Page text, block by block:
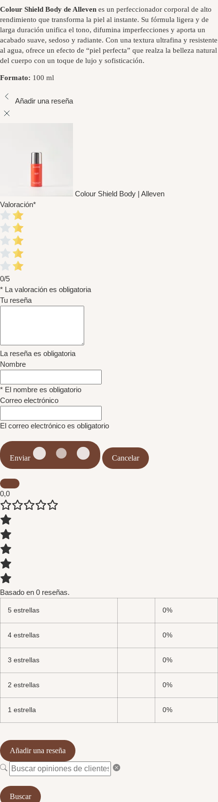
Colour Shield Body de Alleven es un perfeccionador corporal de alto
rendimiento que transforma la piel al instante. Su fórmula ligera y de
larga duración unifica el tono, difumina imperfecciones y aporta un
acabado suave, sedoso y radiante. Con una textura ultrafina y resistente
al agua, ofrece un efecto de “piel perfecta” que realza la belleza natural
del cuerpo con un toque de lujo y sofisticación.
Formato: 100 ml
Añadir una reseña
Colour Shield Body | Alleven
Valoración*
0/5
* La valoración es obligatoria
Tu reseña
La reseña es obligatoria
Nombre
* El nombre es obligatorio
Correo electrónico
El correo electrónico es obligatorio
Enviar Cancelar
0,0
Basado en 0 reseñas.
5 estrellas 0%
4 estrellas 0%
3 estrellas 0%
2 estrellas 0%
1 estrella 0%
Añadir una reseña
Buscar